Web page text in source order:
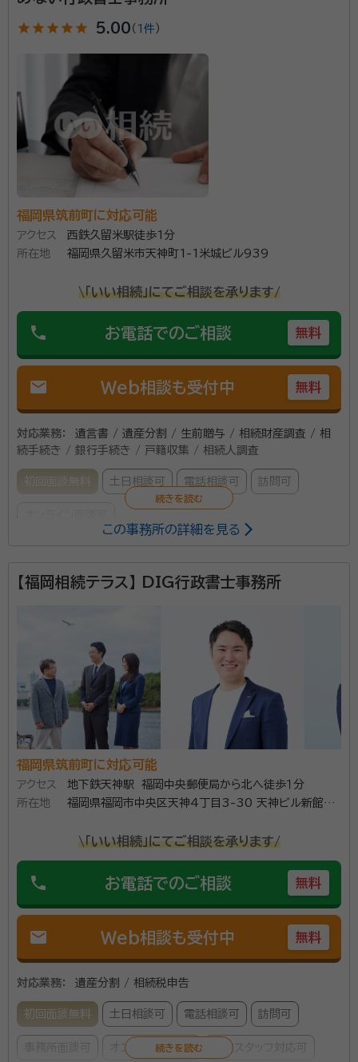
所属団体： 福岡県行政書士会
star star star star star 5.00 （ 1件 ）
福岡県筑前町に対応可能
アクセス
西鉄久留米駅徒歩1分
所在地
福岡県久留米市天神町1-1米城ビル939
\「いい相続」にてご相談を承ります/
phone お電話でのご相談 無料
mail Web相談も受付中 無料
対応業務：
遺言書 / 遺産分割 / 生前贈与 / 相続財産調査 / 相
続手続き / 銀行手続き / 戸籍収集 / 相続人調査
初回面談無料 土日相談可 電話相談可 訪問可
穴井 義知
行政書士、宅地建物取引士、2級FP、福岡県行政書士会く
account_circle 満足度 5.0
ご利用時期：2024/7
面談の感想
とても丁寧にお話しを聞いて頂き、的確なアドバイスをもらいました。ま
た、お値段も納得のいく良心的な価格でとても良かったです。
契約後の感想
急ぎの案件だったのですが、迅速に対応して頂きスムーズに事が運びま
した。
この事務所の詳細を見る
【福岡相続テラス】 DIG行政書士事務所
福岡県筑前町に対応可能
アクセス
地下鉄天神駅 福岡中央郵便局から北へ徒歩１分
所在地
福岡県福岡市中央区天神4丁目3-30 天神ビル新館2
\「いい相続」にてご相談を承ります/
phone お電話でのご相談 無料
mail Web相談も受付中 無料
対応業務： 遺産分割 / 相続税申告
初回面談無料 土日相談可 電話相談可 訪問可
オンライン面談可 女性スタッフ対応可